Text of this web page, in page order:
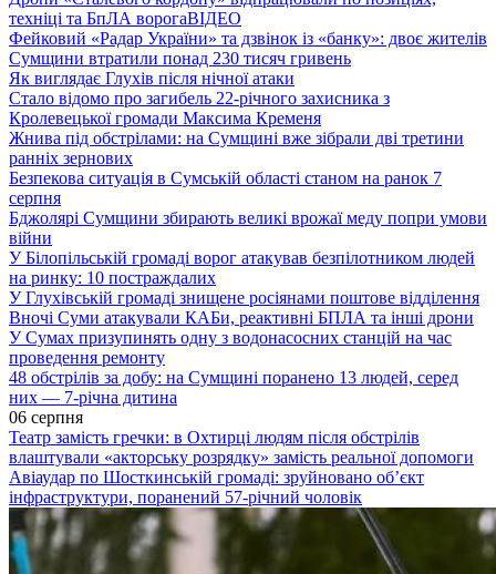
техніці та БпЛА ворогаВІДЕО
Фейковий «Радар України» та дзвінок із «банку»: двоє жителів
Сумщини втратили понад 230 тисяч гривень
Як виглядає Глухів після нічної атаки
Стало відомо про загибель 22-річного захисника з
Кролевецької громади Максима Кременя
Жнива під обстрілами: на Сумщині вже зібрали дві третини
ранніх зернових
Безпекова ситуація в Сумській області станом на ранок 7
серпня
Бджолярі Сумщини збирають великі врожаї меду попри умови
війни
У Білопільській громаді ворог атакував безпілотником людей
на ринку: 10 постраждалих
У Глухівській громаді знищене росіянами поштове відділення
Вночі Суми атакували КАБи, реактивні БПЛА та інші дрони
У Сумах призупинять одну з водонасосних станцій на час
проведення ремонту
48 обстрілів за добу: на Сумщині поранено 13 людей, серед
них — 7-річна дитина
06 серпня
Театр замість гречки: в Охтирці людям після обстрілів
влаштували «акторську розрядку» замість реальної допомоги
Авіаудар по Шосткинській громаді: зруйновано об’єкт
інфраструктури, поранений 57-річний чоловік